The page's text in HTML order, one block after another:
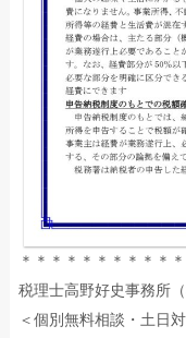
＊＊＊＊＊＊＊＊＊＊
税理士高野好史事務所
＜個別無料相談・土日